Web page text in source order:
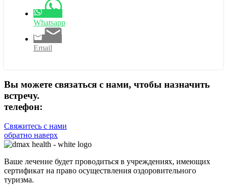
Whatsapp
Email
Вы можете связаться с нами, чтобы назначить
встречу.
телефон:
Свяжитесь с нами
обратно наверх
Ваше лечение будет проводиться в учреждениях, имеющих
сертификат на право осуществления оздоровительного
туризма.